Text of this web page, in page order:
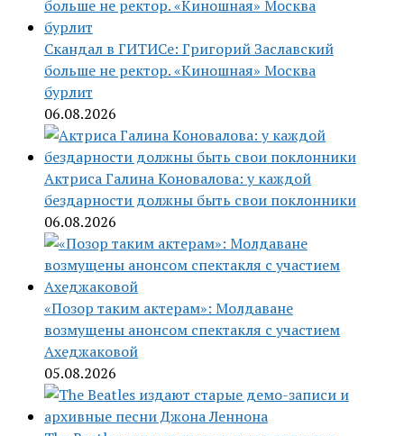
Скандал в ГИТИСе: Григорий Заславский
больше не ректор. «Киношная» Москва
бурлит
06.08.2026
Актриса Галина Коновалова: у каждой
бездарности должны быть свои поклонники
06.08.2026
«Позор таким актерам»: Молдаване
возмущены анонсом спектакля с участием
Ахеджаковой
05.08.2026